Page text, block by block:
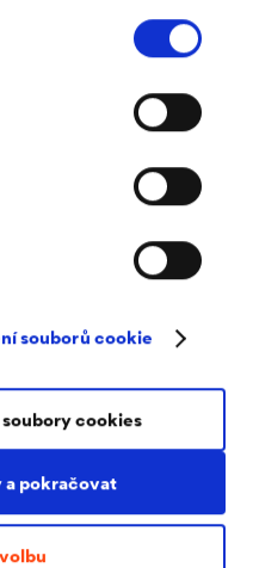
souborů cookie
a pokračovat
cookies
příjemného klimatu a
kvalitní a v